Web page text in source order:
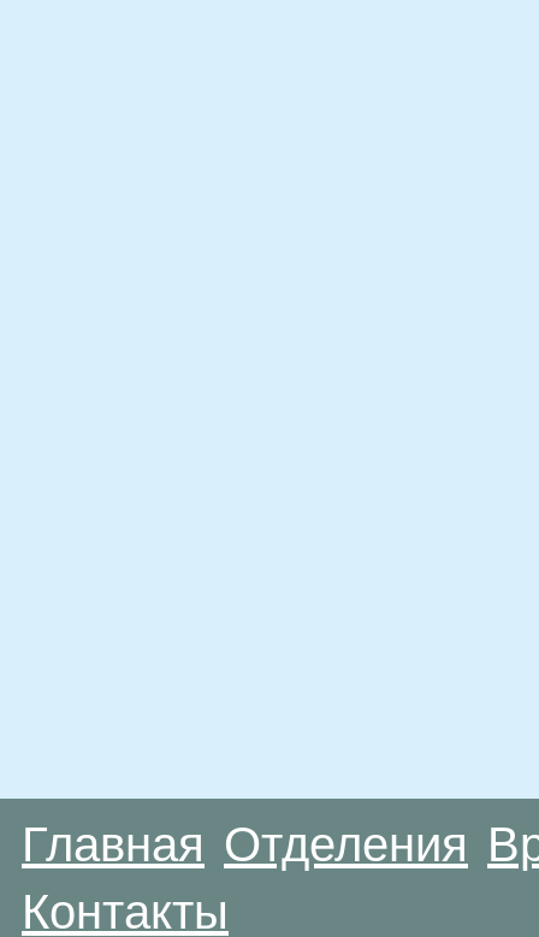
Главная Отделения
Контакты